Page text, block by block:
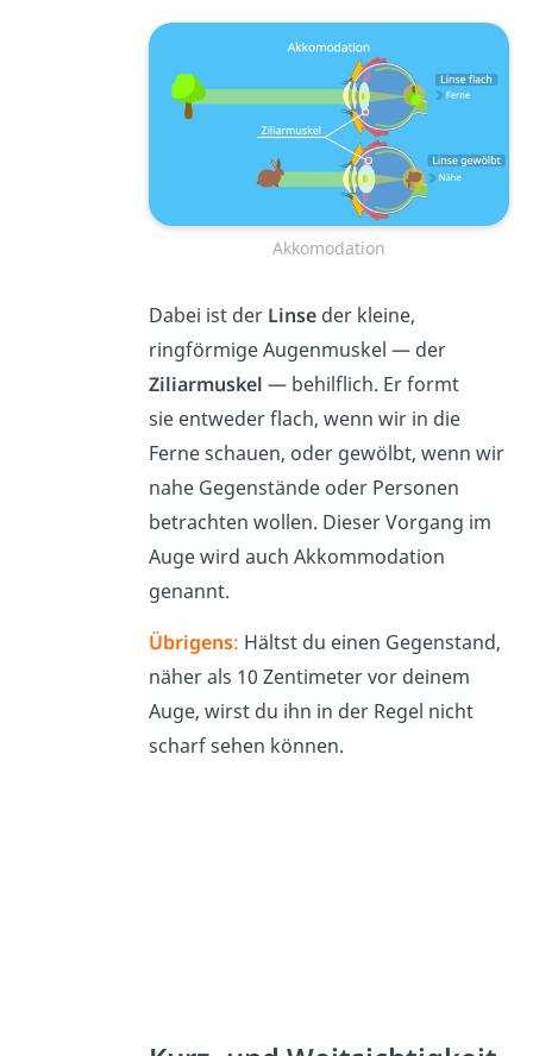
Akkomodation
Dabei ist der Linse der kleine,
ringförmige Augenmuskel — der
Ziliarmuskel — behilflich. Er formt
sie entweder flach, wenn wir in die
Ferne schauen, oder gewölbt, wenn wir
nahe Gegenstände oder Personen
betrachten wollen. Dieser Vorgang im
Auge wird auch Akkommodation
genannt.
Übrigens: Hältst du einen Gegenstand,
näher als 10 Zentimeter vor deinem
Auge, wirst du ihn in der Regel nicht
scharf sehen können.